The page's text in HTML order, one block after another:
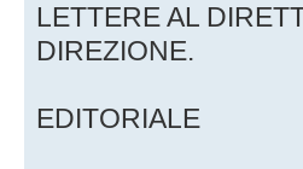
LETTERE AL
DIREZIONE.
EDITORIALE